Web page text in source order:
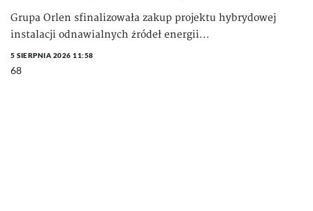
Grupa Orlen sfinalizowała zakup projektu hybrydowej
instalacji odnawialnych źródeł energii...
5 SIERPNIA 2026 11:58
68